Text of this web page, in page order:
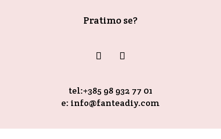
Pratimo se?
tel:+385 98 932 77 01
e: info@fanteadiy.com